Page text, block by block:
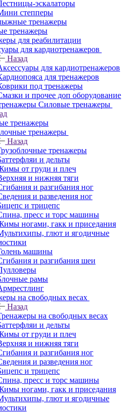
эскалаторы
степперы
тренажеры
тренажеры
для реабилитации
для кардиотренажеров
Назад
для кардиотренажеров
для тренажеров
под тренажеры
и прочее доп оборудование
Силовые тренажеры
тренажеры
тренажеры
Назад
тренажеры
и дельты
от груди и плеч
и нижняя тяги
и разгибания ног
и разведения ног
и трицепс
пресс и торс машины
ногами, гакк и приседания
глют и ягодичные
машины
и разгибания шеи
рамы
на свободных весах
Назад
на свободных весах
и дельты
от груди и плеч
и нижняя тяги
и разгибания ног
и разведения ног
и трицепс
пресс и торс машины
ногами, гакк и приседания
глют и ягодичные